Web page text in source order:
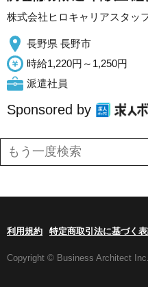
株式会社ヒロキャリアスタッ
長野県 長野市
時給1,220円～1,250円
派遣社員
Sponsored by
利用規約 特定商取引法に基づく
Copyright © Business Architect